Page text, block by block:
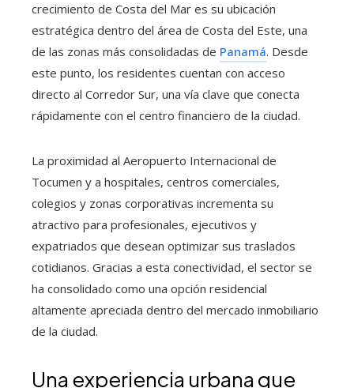
crecimiento de Costa del Mar es su ubicación
estratégica dentro del área de Costa del Este, una
de las zonas más consolidadas de Panamá. Desde
este punto, los residentes cuentan con acceso
directo al Corredor Sur, una vía clave que conecta
rápidamente con el centro financiero de la ciudad.
La proximidad al Aeropuerto Internacional de
Tocumen y a hospitales, centros comerciales,
colegios y zonas corporativas incrementa su
atractivo para profesionales, ejecutivos y
expatriados que desean optimizar sus traslados
cotidianos. Gracias a esta conectividad, el sector se
ha consolidado como una opción residencial
altamente apreciada dentro del mercado inmobiliario
de la ciudad.
Una experiencia urbana que